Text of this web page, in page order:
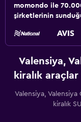
momondo ile
şirketlerinin
Valensiya,
kiralık
Valensiya,
kiralık